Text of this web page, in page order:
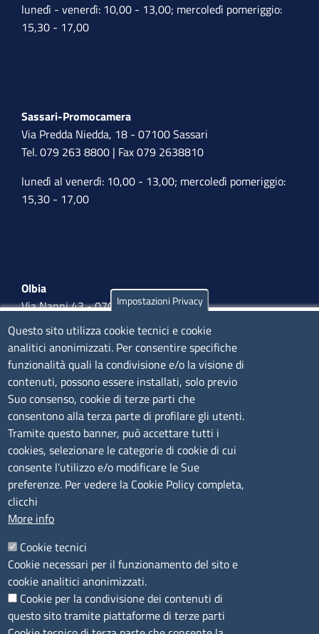
lunedì - venerdì: 10,00 - 13,00; mercoledì pomeriggio:
15,30 - 17,00
Sassari-Promocamera
Via Predda Niedda, 18 - 07100 Sassari
Tel. 079 263 8800 | Fax 079 2638810
lunedì al venerdì: 10,00 - 13,00; mercoledì pomeriggio:
15,30 - 17,00
Olbia
Via Nanni 43 - 07026 Olbia
Tel. 0789 66122 | 0789 69580
mail: ufficio.olbia@ss.camcom.it
lunedì al venerdì: 9,00 - 12,00; lunedì pomeriggio: 16,00
- 17,00
CONTATTI
Camera di Commercio, Industria, Artigianato e
Agricoltura di Sassari
PEC
P.IVA01047570906
Codice Fiscale
Codice Univoco per le fatture elettroniche: UFPXFS
LINK UTILI
Impostazioni Privacy
Questo sito utilizza cookie tecnici e cookie
analitici anonimizzati. Per consentire specifiche
funzionalità quali la condivisione e/o la visione di
contenuti, possono essere installati, solo previo
Suo consenso, cookie di terze parti che
consentono alla terza parte di profilare gli utenti.
Tramite questo banner, può accettare tutti i
cookies, selezionare le categorie di cookie di cui
consente l’utilizzo e/o modificare le Sue
preferenze. Per vedere la Cookie Policy completa,
clicchi
More info
Cookie tecnici
Cookie necessari per il funzionamento del sito e
cookie analitici anonimizzati.
Cookie per la condivisione dei contenuti di
questo sito tramite piattaforme di terze parti